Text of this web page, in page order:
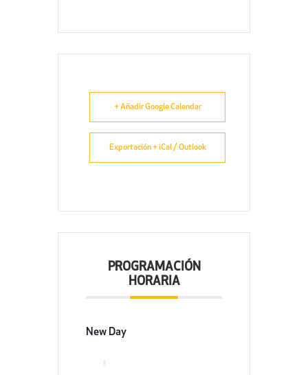
+ Añadir Google Calendar
Exportación + iCal / Outlook
PROGRAMACIÓN
HORARIA
New Day